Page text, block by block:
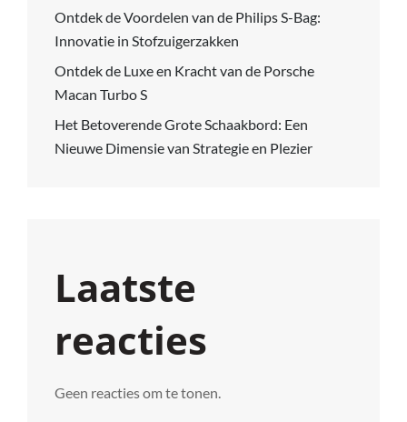
Ontdek de Voordelen van de Philips S-Bag:
Innovatie in Stofzuigerzakken
Ontdek de Luxe en Kracht van de Porsche
Macan Turbo S
Het Betoverende Grote Schaakbord: Een
Nieuwe Dimensie van Strategie en Plezier
Laatste
reacties
Geen reacties om te tonen.